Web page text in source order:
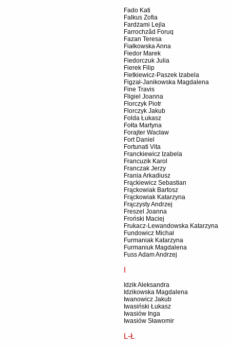
Fado Kati
Falkus Zofia
Fardżami Lejla
Farrochzâd Foruq
Fazan Teresa
Fiałkowska Anna
Fiedor Marek
Fiedorczuk Julia
Fierek Filip
Fietkiewicz-Paszek Izabela
Figzał-Janikowska Magdalena
Fine Travis
Fligiel Joanna
Florczyk Piotr
Florczyk Jakub
Folda Łukasz
Fołta Martyna
Forajter Wacław
Fort Daniel
Fortunati Vita
Franckiewicz Izabela
Francuzik Karol
Franczak Jerzy
Frania Arkadiusz
Frąckiewicz Sebastian
Frąckowiak Bartosz
Frąckowiak Katarzyna
Frączysty Andrzej
Freszel Joanna
Froński Maciej
Frukacz-Lewandowska Katarzyna
Fundowicz Michał
Furmaniak Katarzyna
Furmaniuk Magdalena
Fuss Adam Andrzej
I
Idzik Aleksandra
Idzikowska Magdalena
Iwanowicz Jakub
Iwasiński Łukasz
Iwasiów Inga
Iwasiów Sławomir
L-Ł